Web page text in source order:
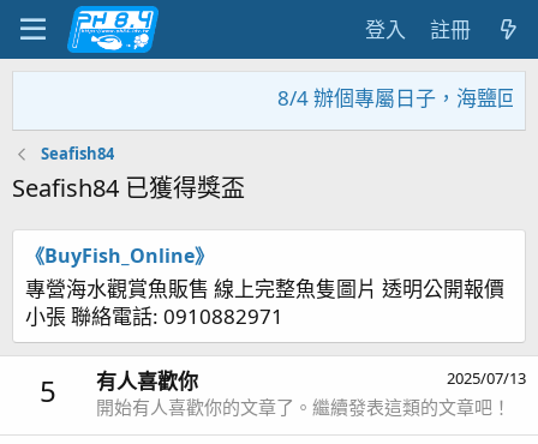
登入 註冊
8/4 辦個專屬日子，海鹽回
Seafish84
Seafish84 已獲得獎盃
《BuyFish_Online》
專營海水觀賞魚販售 線上完整魚隻圖片 透明公開報價
小張 聯絡電話: 0910882971
5 2025/07/13
有人喜歡你
開始有人喜歡你的文章了。繼續發表這類的文章吧！